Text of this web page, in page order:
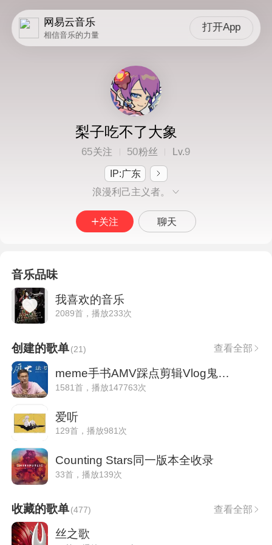
网易云音乐
相信音乐的力量
打开App
梨子吃不了大象
65关注 50粉丝 Lv.9
IP:广东
浪漫利己主义者。
关注 聊天
音乐品味
我喜欢的音乐
2089首，播放233次
创建的歌单(21) 查看全部
meme手书AMV踩点剪辑Vlog鬼畜MAP等常用
1581首，播放147763次
爱听
129首，播放981次
Counting Stars同一版本全收录
33首，播放139次
收藏的歌单(477) 查看全部
丝之歌